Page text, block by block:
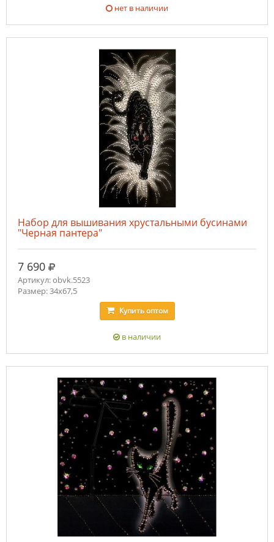
нет в наличии
Набор для вышивания хрустальными бусинами
"Черная пантера"
7 690 руб.
Артикул: obvk.5523
Размер: 34х67,5
Купитьоптом
в наличии